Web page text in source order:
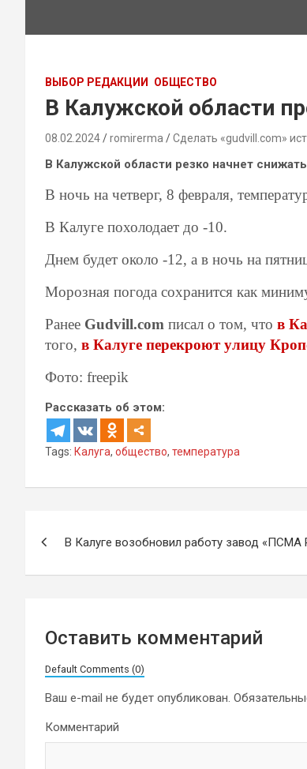
ВЫБОР РЕДАКЦИИ ОБЩЕСТВО
В Калужской области
08.02.2024 romirerma Сделать «gudvill.com»
В Калужской области резко начнет
В ночь на четверг, 8 февраля,
В Калуге похолодает до -10.
Днем будет около -12, а в ночь на
Морозная погода сохранится как
Ранее Gudvill.com писал о том, что в
того, в Калуге перекроют улицу
Фото: freepik
Рассказать об этом:
Tags: Калуга, общество, температура
В Калуге возобновил работу завод «ПСМА
Оставить комментарий
Default Comments (0)
Ваш e-mail не будет опубликован.
Комментарий